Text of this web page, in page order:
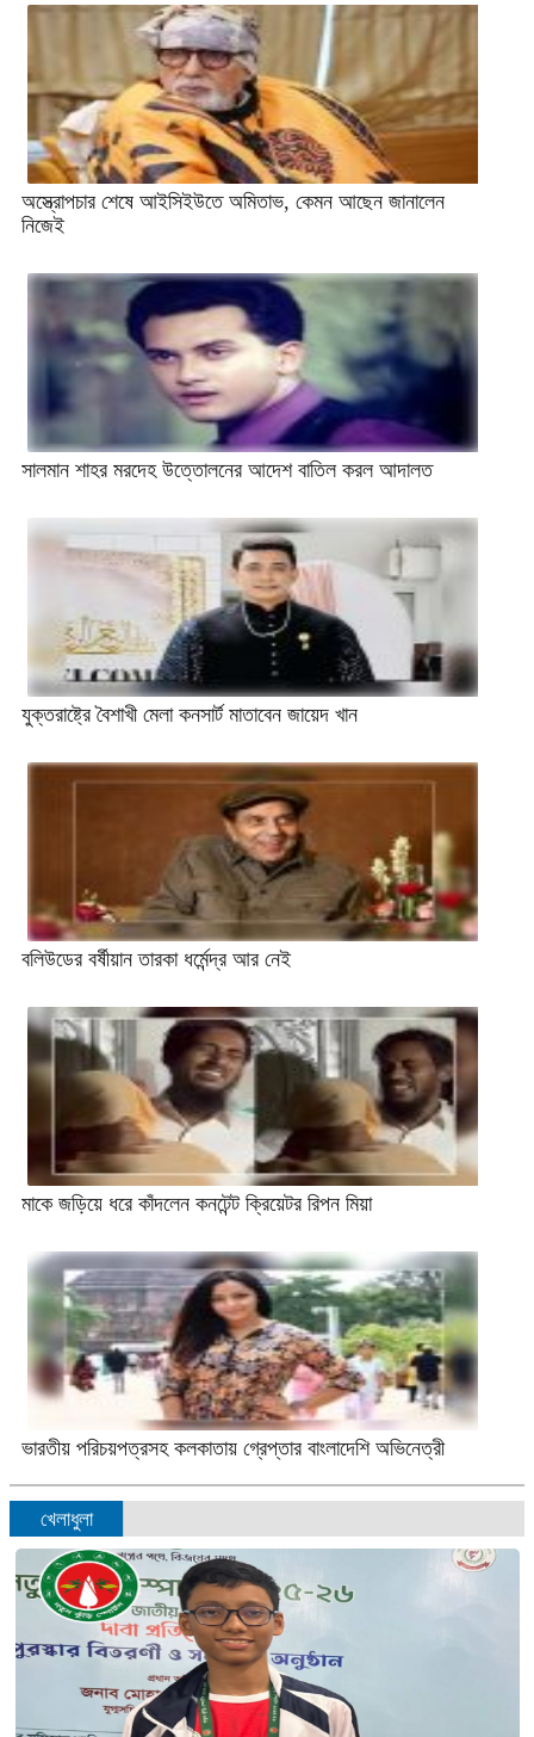
অস্ত্রোপচার শেষে আইসিইউতে অমিতাভ, কেমন আছেন জানালেন
নিজেই
সালমান শাহর মরদেহ উত্তোলনের আদেশ বাতিল করল আদালত
যুক্তরাষ্ট্রে বৈশাখী মেলা কনসার্ট মাতাবেন জায়েদ খান
বলিউডের বর্ষীয়ান তারকা ধর্মেন্দ্র আর নেই
মাকে জড়িয়ে ধরে কাঁদলেন কনটেন্ট ক্রিয়েটর রিপন মিয়া
ভারতীয় পরিচয়পত্রসহ কলকাতায় গ্রেপ্তার বাংলাদেশি অভিনেত্রী
খেলাধুলা